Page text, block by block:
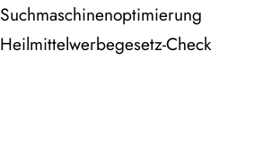
Suchmaschinenoptimierung
Heilmittelwerbegesetz-Check